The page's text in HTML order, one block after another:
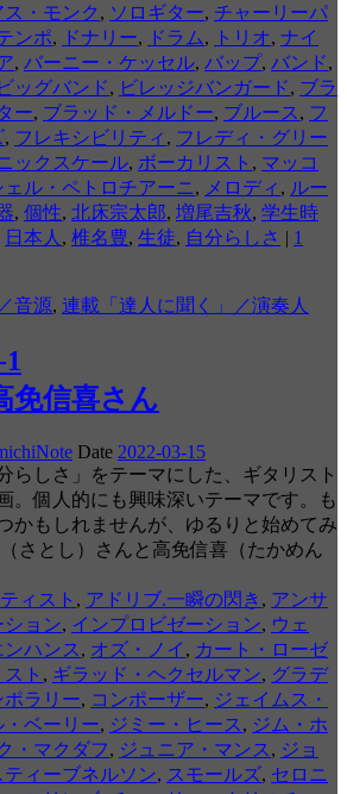
・モンク , ソロギター, チャーリーパ
ンポ, ドナリー, ドラム, トリオ, ナイ
, バーニー・ケッセル, バップ, バンド,
ビッグバンド, ビレッジバンガード, ブラ
ー, ブラッド・メルドー, ブルース , フ
, フレキシビリティ , フレディ・グリー
ックスケール, ボーカリスト , マッコ
ェル・ペトロチアーニ, メロディ , ルー
, 個性, 北床宗太郎, 増尾吉秋, 学生時
日本人 , 椎名豊, 生徒, 自分らしさ | 1
音源, 連載「達人に聞く」／演奏人
免信喜さん
Date 2022-03-15
らしさ」をテーマにした、ギタリスト
。個人的にも興味深いテーマです。も
かもしれませんが、ゆるりと始めてみ
さとし）さんと高免信喜（たかめん
ィスト , アドリブ.一瞬の閃き , アンサ
ション, インプロビゼーション, ウェ
ンハンス , オズ・ノイ , カート・ローゼ
ト , ギラッド・ヘクセルマン, グラデ
ポラリー, コンポーザー, ジェイムス・
・ベーリー, ジミー・ヒース , ジム・ホ
・マクダフ, ジュニア・マンス , ジョ
ティーブネルソン, スモールズ, セロニ